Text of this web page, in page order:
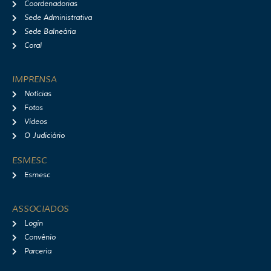
Coordenadorias
Sede Administrativa
Sede Balneária
Coral
IMPRENSA
Notícias
Fotos
Vídeos
O Judiciário
ESMESC
Esmesc
ASSOCIADOS
Login
Convênio
Parceria